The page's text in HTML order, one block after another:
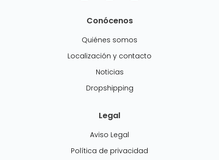
Conócenos
Quiénes somos
Localización y contacto
Noticias
Dropshipping
Legal
Aviso Legal
Política de privacidad